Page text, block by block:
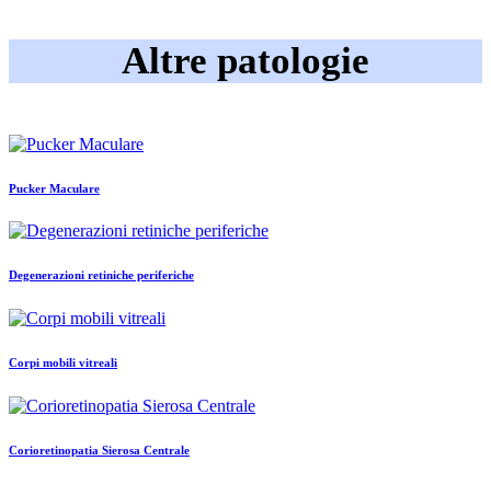
Altre patologie
Pucker Maculare
Degenerazioni retiniche periferiche
Corpi mobili vitreali
Corioretinopatia Sierosa Centrale